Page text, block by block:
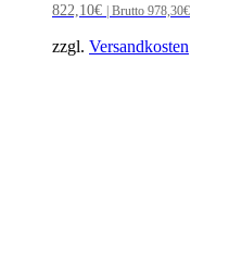
822,10€ | Brutto 978,30€
zzgl. Versandkosten